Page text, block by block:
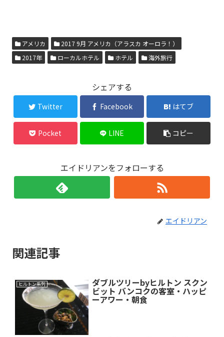
アメリカ
2017 9月 アメリカ（アラスカ オーロラ！）
2017年
ローカルホテル ホテル 海外旅行
シェアする
Twitter Facebook はてブ
Pocket LINE コピー
エイドリアンをフォローする
エイドリアン
関連記事
ヒルトン系列 ダブルツリーbyヒルトン スクン
ビット バンコクの客室・ハッピ
ーアワー・朝食